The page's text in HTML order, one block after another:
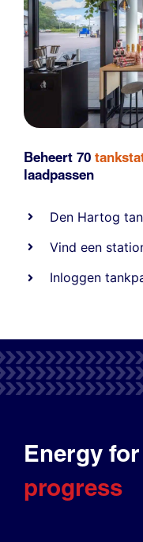
Beheert 70
laadpassen
Den Hartog
Vind een
Inloggen
Energy for
progress